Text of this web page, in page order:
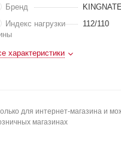
Бренд KINGNATE
Индекс нагрузки
112/110
характеристики
для интернет-магазина и
магазинах